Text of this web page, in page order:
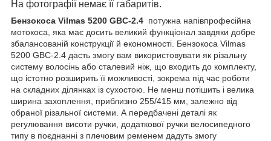
На фотографії немає її габаритів.
Бензокоса Vilmas 5200 GBC-2.4 потужна напівпрофесійна
мотокоса, яка має досить великий функціонал завдяки добре
збалансованій конструкції й економності. Бензокоса Vilmas
5200 GBC-2.4 дасть змогу вам використовувати як різальну
систему волосінь або сталевий ніж, що входить до комплекту,
що істотно розширить її можливості, зокрема під час роботи
на складних ділянках із сухостою. Не менш потішить і велика
ширина захоплення, приблизно 255/415 мм, залежно від
обраної різальної системи. А передбачені деталі як
регулювання висоти ручки, додаткової ручки велосипедного
типу в поєднанні з плечовим ременем дадуть змогу